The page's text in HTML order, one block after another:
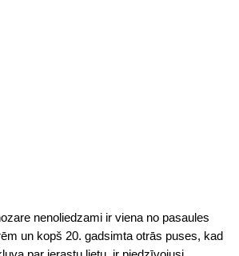
nenoliedzami ir viena no pasaules
un kopš 20. gadsimta otrās puses, kad